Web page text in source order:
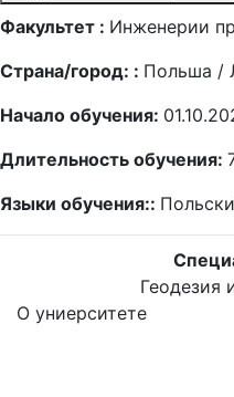
Факультет : Инженерии
Страна/город: : Польша /
Начало обучения:
Длительность обучения:
Языки обучения::
Геодезия
О униерситете